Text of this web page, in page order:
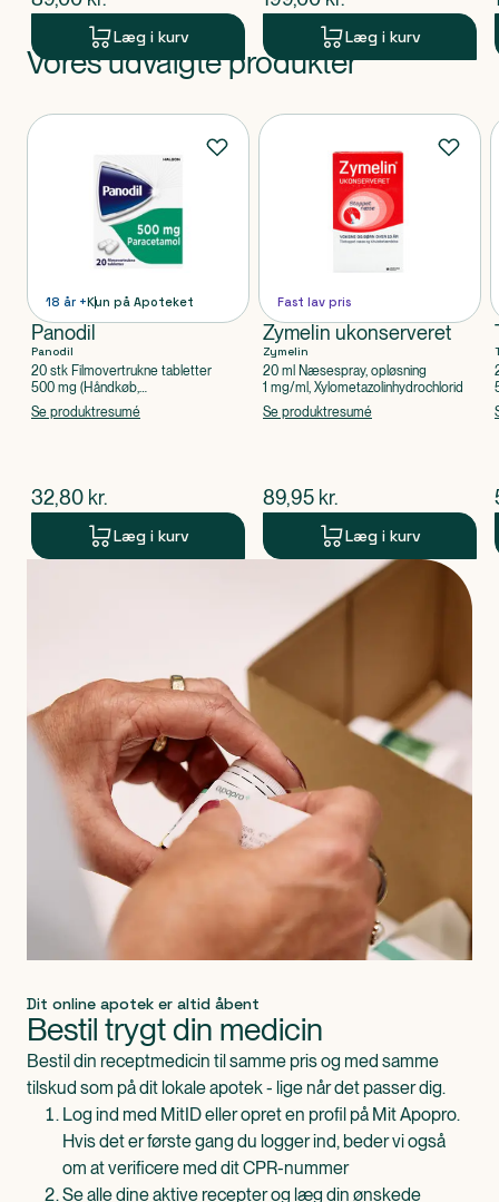
Læg i kurv Læg i kurv
Produkt 1 af 0
Vores udvalgte produkter
Produkter
18 år +Kun på Apoteket
Panodil
Panodil
20 stk Filmovertrukne tabletter
500 mg (Håndkøb,
apoteksforbeholdt), Paracetamol
Se produktresumé
$nuværende pris
32,80 kr.
Læg i kurv
Fast lav pris
Zymelin ukonserveret
Zymelin
20 ml Næsespray, opløsning
1 mg/ml, Xylometazolinhydrochlorid
Se produktresumé
$nuværende pris
89,95 kr.
Læg i kurv
Dit online apotek er altid åbent
Bestil trygt din medicin
Bestil din receptmedicin til samme pris og med samme
tilskud som på dit lokale apotek - lige når det passer dig.
Log ind med MitID eller opret en profil på Mit Apopro.
Hvis det er første gang du logger ind, beder vi også
om at verificere med dit CPR-nummer
Se alle dine aktive recepter og læg din ønskede